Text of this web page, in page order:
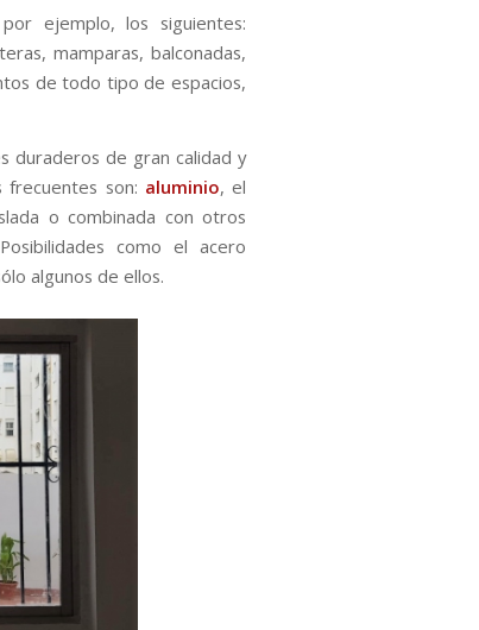
ejemplo, los siguientes:
mamparas, balconadas,
de todo tipo de espacios,
duraderos de gran calidad y
frecuentes son: aluminio, el
o combinada con otros
como el acero
algunos de ellos.